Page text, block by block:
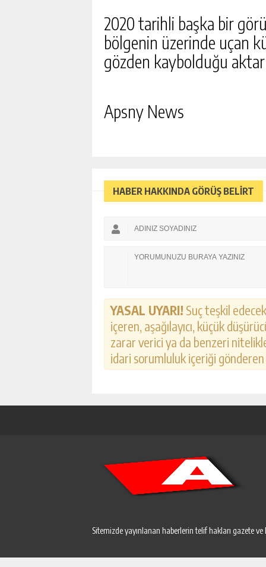
2020 tarihli başka bir
bölgenin üzerinde uçan
gözden kaybolduğu
Apsny News
HABER HAKKINDA GÖRÜŞ BELİRT
YASAL UYARI! Suç teşkil
içeren, aşağılayıcı, küçük
zarar verici ya da benzeri
idari sorumluluk içeriği
Sitemizde yayınlanan haberlerin telif hakları gazete